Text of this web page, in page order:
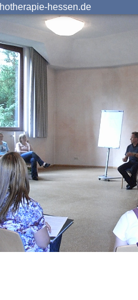
hessen.de